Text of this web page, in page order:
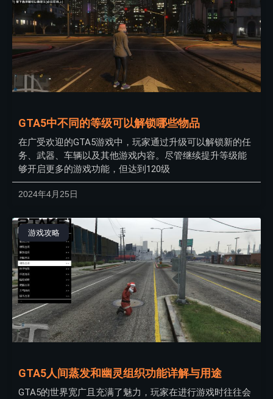
GTA5中不同的等级可以解锁哪些物品
在广受欢迎的GTA5游戏中，玩家通过升级可以解锁新的任
务、武器、车辆以及其他游戏内容。尽管继续提升等级能
够开启更多的游戏功能，但达到120级
2024年4月25日
游戏攻略
GTA5人间蒸发和幽灵组织功能详解与用途
GTA5的世界宽广且充满了魅力，玩家在进行游戏时往往会